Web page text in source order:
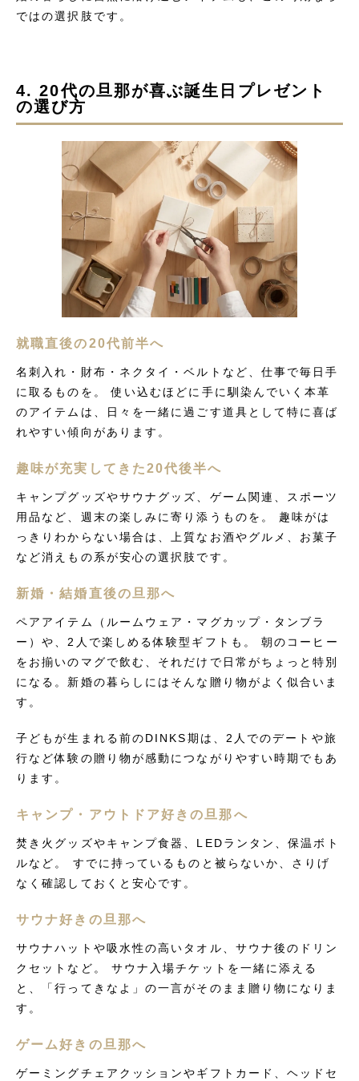
ではの選択肢です。
4. 20代の旦那が喜ぶ誕生日プレゼント
の選び方
就職直後の20代前半へ
名刺入れ・財布・ネクタイ・ベルトなど、仕事で毎日手
に取るものを。 使い込むほどに手に馴染んでいく本革
のアイテムは、日々を一緒に過ごす道具として特に喜ば
れやすい傾向があります。
趣味が充実してきた20代後半へ
キャンプグッズやサウナグッズ、ゲーム関連、スポーツ
用品など、週末の楽しみに寄り添うものを。 趣味がは
っきりわからない場合は、上質なお酒やグルメ、お菓子
など消えもの系が安心の選択肢です。
新婚・結婚直後の旦那へ
ペアアイテム（ルームウェア・マグカップ・タンブラ
ー）や、2人で楽しめる体験型ギフトも。 朝のコーヒー
をお揃いのマグで飲む、それだけで日常がちょっと特別
になる。新婚の暮らしにはそんな贈り物がよく似合いま
す。
子どもが生まれる前のDINKS期は、2人でのデートや旅
行など体験の贈り物が感動につながりやすい時期でもあ
ります。
キャンプ・アウトドア好きの旦那へ
焚き火グッズやキャンプ食器、LEDランタン、保温ボト
ルなど。 すでに持っているものと被らないか、さりげ
なく確認しておくと安心です。
サウナ好きの旦那へ
サウナハットや吸水性の高いタオル、サウナ後のドリン
クセットなど。 サウナ入場チケットを一緒に添える
と、「行ってきなよ」の一言がそのまま贈り物になりま
す。
ゲーム好きの旦那へ
ゲーミングチェアクッションやギフトカード、ヘッドセ